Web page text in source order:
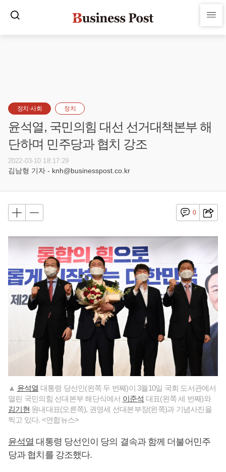
정치·사회 정치
윤석열, 국민의힘 대선 선거대책본부 해
단하며 민주당과 협치 강조
2022-03-10 18:17:29
김남형 기자 - knh@businesspost.co.kr
0
▲ 윤석열 대통령 당선인(왼쪽 두 번째)이 3월10일 국회 도서관에서
열린 국민의힘 선대본부 해단식에서 이준석 대표(왼쪽 세 번째)와
김기현 원내대표(오른쪽), 권영세 선대본부장(왼쪽)과 기념사진을
찍고 있다. <연합뉴스>
윤석열 대통령 당선인이 당의 결속과 함께 더불어민주
당과 협치를 강조했다.